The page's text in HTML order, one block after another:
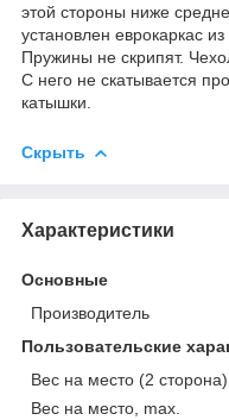
этой стороны ниже
установлен еврокаркас
Пружины не скрипят.
С него не скатывается
катышки.
Скрыть
Характеристики
Основные
Производитель
Пользовательские
Вес на место (2 сторона)
Вес на место, max.